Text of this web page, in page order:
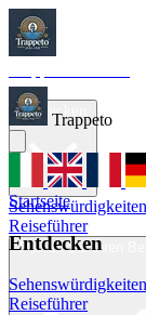
Startseite
Sehenswürdigkeiten
Reiseführer
Trappeto
Startseite
Entdecken
Sehenswürdigkeiten
Reiseführer